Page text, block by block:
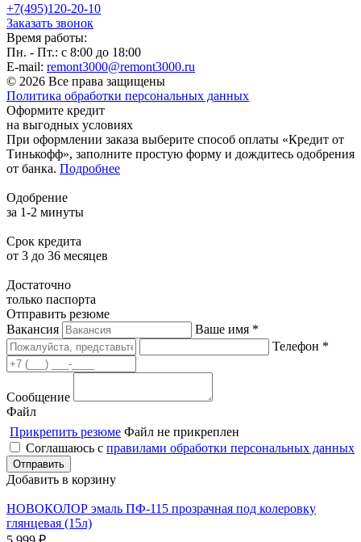
+7(495)120-20-10
Заказать звонок
Время работы:
Пн. - Пт.: с 8:00 до 18:00
E-mail: remont3000@remont3000.ru
© 2026 Все права защищены
Политика обработки персональных данных
Оформите кредит
на выгодных условиях
При оформлении заказа выберите способ оплаты «Кредит от
Тинькофф», заполните простую форму и дождитесь одобрения
от банка. Подробнее
Одобрение
за 1-2 минуты
Срок кредита
от 3 до 36 месяцев
Достаточно
только паспорта
Отправить резюме
Вакансия
Ваше имя *
Телефон *
Сообщение
Файл
Прикрепить резюме Файл не прикреплен
Соглашаюсь с правилами обработки персональных данных
Добавить в корзину
НОВОКОЛОР эмаль ПФ-115 прозрачная под колеровку
глянцевая (15л)